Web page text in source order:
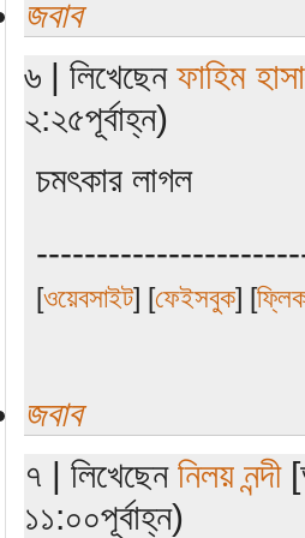
জবাব
৬ | লিখেছেন ফাহিম
২:২৫পূর্বাহ্ন)
চমৎকার লাগল
[ওয়েবসাইট] [ফেইসবুক] [
জবাব
৭ | লিখেছেন নিলয় নন্দী
১১:০০পূর্বাহ্ন)